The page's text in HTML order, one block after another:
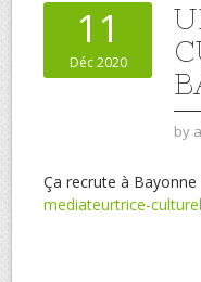
11
Déc 2020
by
Ça recrute à Bayonne
mediateurtrice-